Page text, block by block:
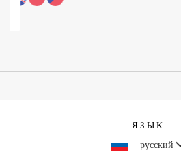
ЯЗЫК
русский